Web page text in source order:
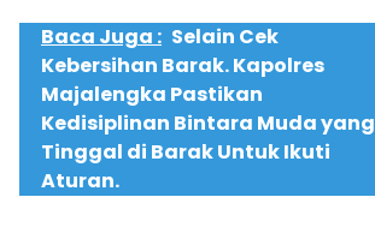
Baca Juga : Selain Cek
Kebersihan Barak. Kapolres
Majalengka Pastikan
Kedisiplinan Bintara Muda yang
Tinggal di Barak Untuk Ikuti
Aturan.